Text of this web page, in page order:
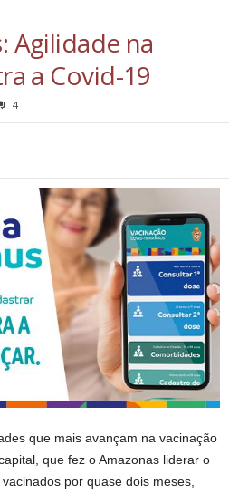
Agilidade na
a Covid-19
4
que mais avançam na vacinação
que fez o Amazonas liderar o
por quase dois meses,